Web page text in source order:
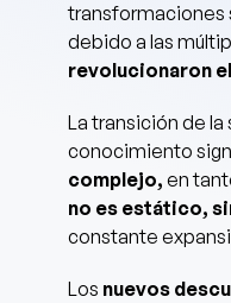
transformaciones
debido a las
revolucionaron
La transición de la
conocimiento
complejo, en
no es estático,
constante
Los nuevos